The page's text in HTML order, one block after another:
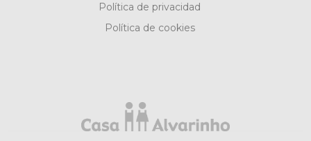
Política de privacidad
Política de cookies